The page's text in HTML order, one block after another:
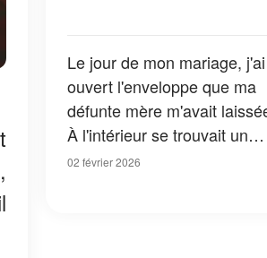
cadeau » qui les a fait hurler
Le jour de mon mariage, j'ai
ouvert l'enveloppe que ma
défunte mère m'avait
À l'intérieur se trouvait un
message vidéo qui a
02 février 2026